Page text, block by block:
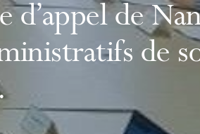
d’appel de
de